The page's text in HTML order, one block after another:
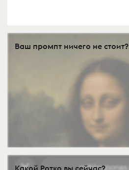
Ваш промпт ничего не стоит?
Какой Ротко вы сейчас?